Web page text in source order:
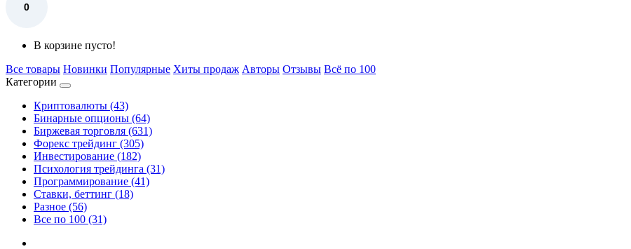
0
В корзине пусто!
Все товары Новинки Популярные Хиты продаж Авторы Отзывы Всё по 100
Категории
Криптовалюты (43)
Бинарные опционы (64)
Биржевая торговля (631)
Форекс трейдинг (305)
Инвестирование (182)
Психология трейдинга (31)
Программирование (41)
Ставки, беттинг (18)
Разное (56)
Все по 100 (31)